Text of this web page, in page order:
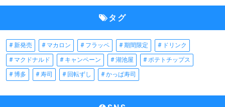
タグ
新発売 マカロン フラッペ 期間限定 ドリンク
マクドナルド キャンペーン 湖池屋 ポテトチップス
博多 寿司 回転ずし かっぱ寿司